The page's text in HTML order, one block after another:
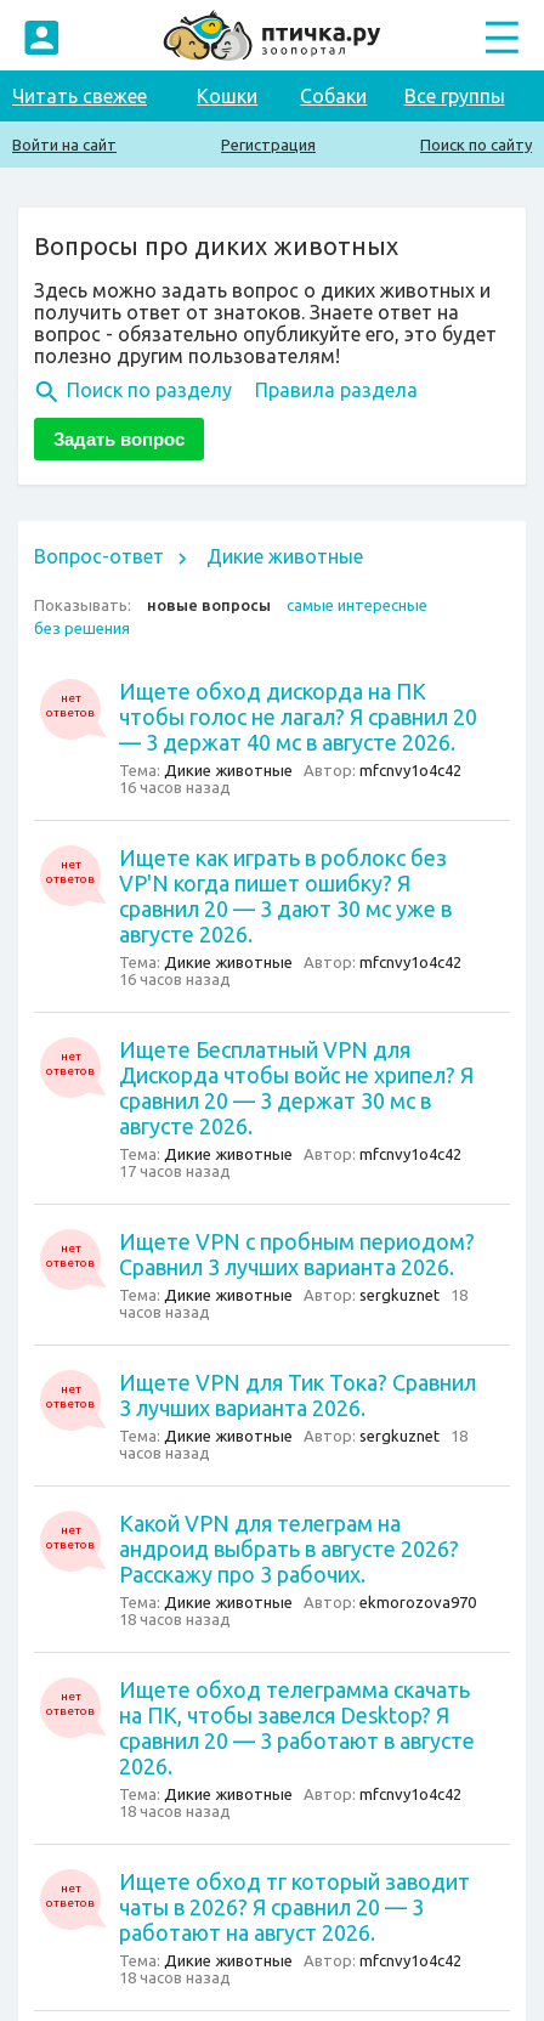
Читать свежее Кошки Собаки Все группы
Войти на сайт Регистрация Поиск по сайту
Вопросы про диких животных
Здесь можно задать вопрос о диких животных и
получить ответ от знатоков. Знаете ответ на
вопрос - обязательно опубликуйте его, это будет
полезно другим пользователям!
Поиск по разделу
Правила раздела
Вопрос-ответ Дикие животные
Показывать: новые вопросы
самые интересные
без решения
нет
ответов
Ищете обxод диcкорда на ПК
чтобы голос не лагал? Я сравнил 20
— 3 держат 40 мс в августе 2026.
Тема: Дикие животные Автор: mfcnvy1o4c42
16 часов назад
нет
ответов
Ищете как играть в роблокс без
VP'N когда пишет ошибку? Я
сравнил 20 — 3 дают 30 мс уже в
августе 2026.
Тема: Дикие животные Автор: mfcnvy1o4c42
16 часов назад
нет
ответов
Ищете Бесплатный VPN для
Диcкорда чтобы войс не хрипел? Я
сравнил 20 — 3 держат 30 мс в
августе 2026.
Тема: Дикие животные Автор: mfcnvy1o4c42
17 часов назад
нет
ответов
Ищете VPN с пробным периодом?
Сравнил 3 лучших варианта 2026.
Тема: Дикие животные Автор: sergkuznet
18
часов назад
нет
ответов
Ищете VPN для Тик Тока? Сравнил
3 лучших варианта 2026.
Тема: Дикие животные Автор: sergkuznet
18
часов назад
нет
ответов
Какой VPN для тeлегрaм на
андроид выбрать в августе 2026?
Расскажу про 3 рабочих.
Тема: Дикие животные Автор: ekmorozova970
18 часов назад
нет
ответов
Ищете обxод тeлегрaмма скачать
на ПК, чтобы завелся Desktop? Я
сравнил 20 — 3 работают в августе
2026.
Тема: Дикие животные Автор: mfcnvy1o4c42
18 часов назад
нет
ответов
Ищете обxод тг который заводит
чаты в 2026? Я сравнил 20 — 3
работают на август 2026.
Тема: Дикие животные Автор: mfcnvy1o4c42
18 часов назад